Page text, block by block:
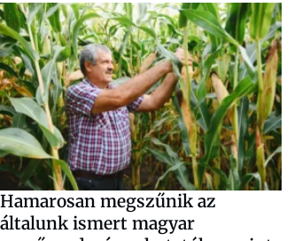
Hamarosan megszűnik az
általunk ismert magyar